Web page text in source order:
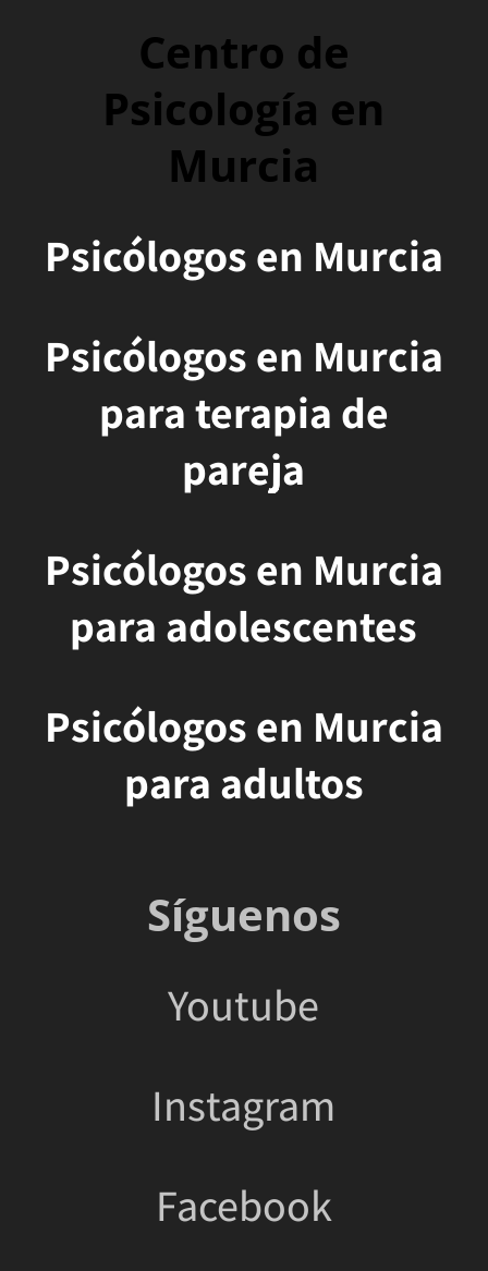
Centro de
Psicología en
Murcia
Psicólogos en Murcia
Psicólogos en Murcia
para terapia de
pareja
Psicólogos en Murcia
para adolescentes
Psicólogos en Murcia
para adultos
Síguenos
Youtube
Instagram
Facebook